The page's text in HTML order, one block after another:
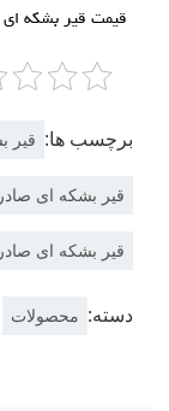
قیمت قیر بشکه ای
برچسب ها: قیر
قیر بشکه ای
قیر بشکه ای
دسته: محصولات